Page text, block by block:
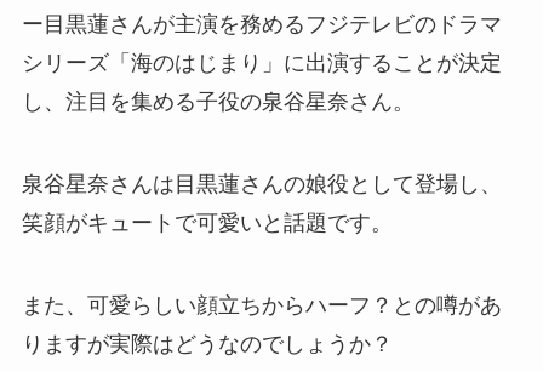
ー目黒蓮さんが主演を務めるフジテレビのドラマ
シリーズ「海のはじまり」に出演することが決定
し、注目を集める子役の泉谷星奈さん。
泉谷星奈さんは目黒蓮さんの娘役として登場し、
笑顔がキュートで可愛いと話題です。
また、可愛らしい顔立ちからハーフ？との噂があ
りますが実際はどうなのでしょうか？